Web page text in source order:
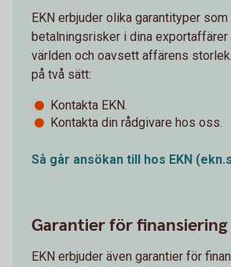
EKN erbjuder olika garantityper
betalningsrisker i dina
världen och oavsett affärens
på två sätt:
Kontakta EKN.
Kontakta din rådgivare hos oss.
Så går ansökan till hos EKN
Garantier för finansiering
EKN erbjuder även garantier för